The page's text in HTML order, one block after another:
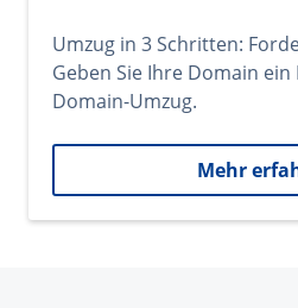
Umzug in 3 Schritten:
Geben Sie Ihre Domain ein
Domain-Umzug.
Mehr